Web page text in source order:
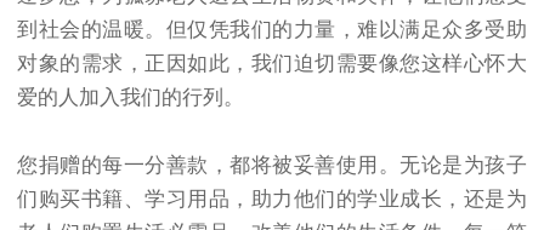
到社会的温暖。但仅凭我们的力量，难以满足众多受助
对象的需求，正因如此，我们迫切需要像您这样心怀大
爱的人加入我们的行列。
您捐赠的每一分善款，都将被妥善使用。无论是为孩子
们购买书籍、学习用品，助力他们的学业成长，还是为